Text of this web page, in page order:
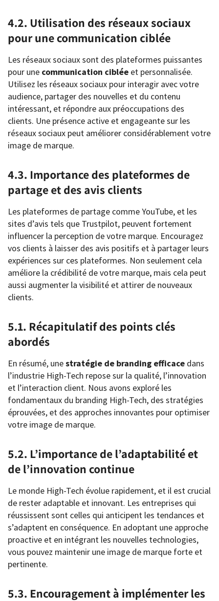
4.2. Utilisation des réseaux sociaux
pour une communication ciblée
Les réseaux sociaux sont des plateformes puissantes
pour une communication ciblée et personnalisée.
Utilisez les réseaux sociaux pour interagir avec votre
audience, partager des nouvelles et du contenu
intéressant, et répondre aux préoccupations des
clients. Une présence active et engageante sur les
réseaux sociaux peut améliorer considérablement votre
image de marque.
4.3. Importance des plateformes de
partage et des avis clients
Les plateformes de partage comme YouTube, et les
sites d’avis tels que Trustpilot, peuvent fortement
influencer la perception de votre marque. Encouragez
vos clients à laisser des avis positifs et à partager leurs
expériences sur ces plateformes. Non seulement cela
améliore la crédibilité de votre marque, mais cela peut
aussi augmenter la visibilité et attirer de nouveaux
clients.
5.1. Récapitulatif des points clés
abordés
En résumé, unestratégie de branding efficace dans
l’industrie High-Tech repose sur la qualité, l’innovation
et l’interaction client. Nous avons exploré les
fondamentaux du branding High-Tech, des stratégies
éprouvées, et des approches innovantes pour optimiser
votre image de marque.
5.2. L’importance de l’adaptabilité et
de l’innovation continue
Le monde High-Tech évolue rapidement, et il est crucial
de rester adaptable et innovant. Les entreprises qui
réussissent sont celles qui anticipent les tendances et
s’adaptent en conséquence. En adoptant une approche
proactive et en intégrant les nouvelles technologies,
vous pouvez maintenir une image de marque forte et
pertinente.
5.3. Encouragement à implémenter les